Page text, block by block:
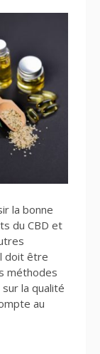
la bonne
du CBD et
doit être
méthodes
la qualité
au